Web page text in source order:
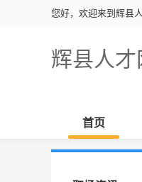
您好，欢迎来到辉县人
辉县人才
首页